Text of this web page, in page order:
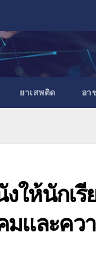
ยาเสพติด อา
ให้นักเรี
และคว